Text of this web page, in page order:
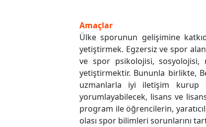
Amaçlar
Ülke sporunun gelişimine
yetiştirmek. Egzersiz ve spor
ve spor psikolojisi, sosyolojisi,
yetiştirmektir. Bununla birlikte,
uzmanlarla iyi iletişim kurup
yorumlayabilecek, lisans ve
program ile öğrencilerin,
olası spor bilimleri sorunlarını